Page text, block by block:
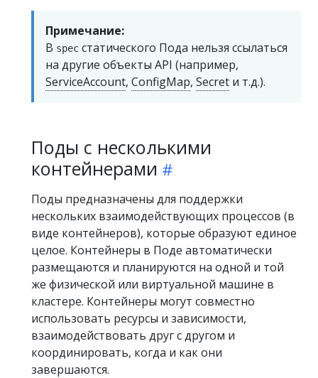
Примечание:
В spec статического Пода нельзя ссылаться
на другие объекты API (например,
ServiceAccount, ConfigMap, Secret и т.д.).
Поды с несколькими
контейнерами
Поды предназначены для поддержки
нескольких взаимодействующих процессов (в
виде контейнеров), которые образуют единое
целое. Контейнеры в Поде автоматически
размещаются и планируются на одной и той
же физической или виртуальной машине в
кластере. Контейнеры могут совместно
использовать ресурсы и зависимости,
взаимодействовать друг с другом и
координировать, когда и как они
завершаются.